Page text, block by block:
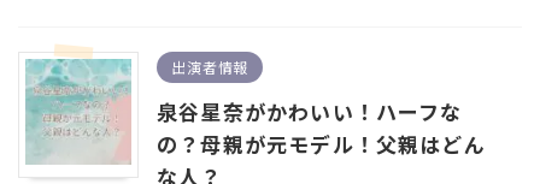
出演者情報
泉谷星奈がかわいい！ハーフな
の？母親が元モデル！父親はどん
な人？